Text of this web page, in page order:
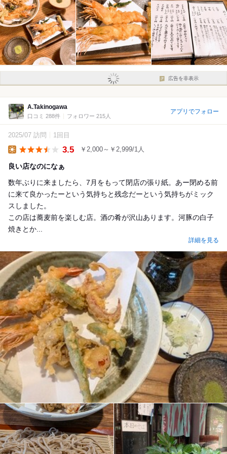
広告を非表示
A.Takinogawa
口コミ 288件 フォロワー 215人
アプリでフォロー
2025/07 訪問 1回目
3.5 ￥2,000～￥2,999/1人
良い店なのになぁ
数年ぶりに来ましたら、7月をもって閉店の張り紙。あー閉める前
に来て良かったーという気持ちと残念だーという気持ちがミック
スしました。
この店は蕎麦前を楽しむ店。酒の肴が沢山あります。河豚の白子
焼きとか...
詳細を見る